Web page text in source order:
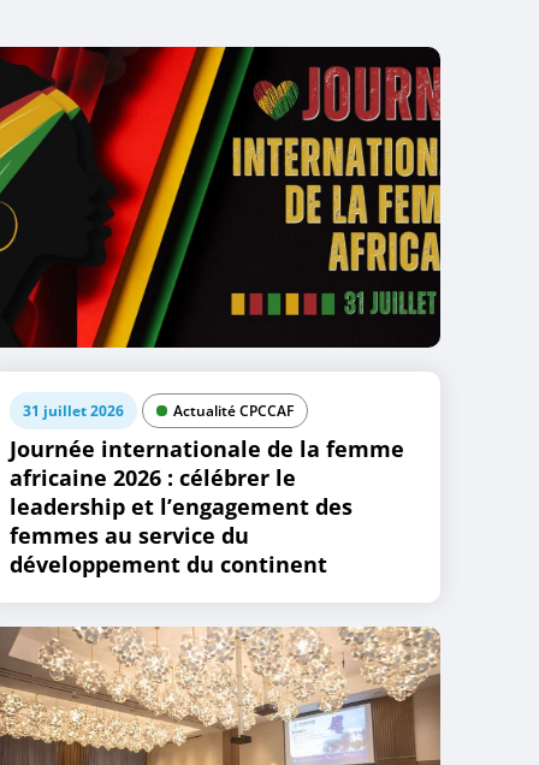
31 juillet 2026 Actualité CPCCAF
Journée internationale de la femme
africaine 2026 : célébrer le
leadership et l’engagement des
femmes au service du
développement du continent